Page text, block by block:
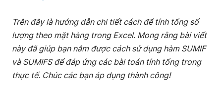
Trên đây là hướng dẫn chi tiết cách để tính tổng số
lượng theo mặt hàng trong Excel. Mong rằng bài viết
này đã giúp bạn nắm được cách sử dụng hàm SUMIF
và SUMIFS để đáp ứng các bài toán tính tổng trong
thực tế. Chúc các bạn áp dụng thành công!